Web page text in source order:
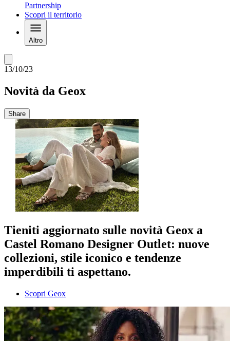
Partnership
Scopri il territorio
Altro
13/10/23
Novità da Geox
Share
Tieniti aggiornato sulle novità Geox a
Castel Romano Designer Outlet: nuove
collezioni, stile iconico e tendenze
imperdibili ti aspettano.
Scopri Geox